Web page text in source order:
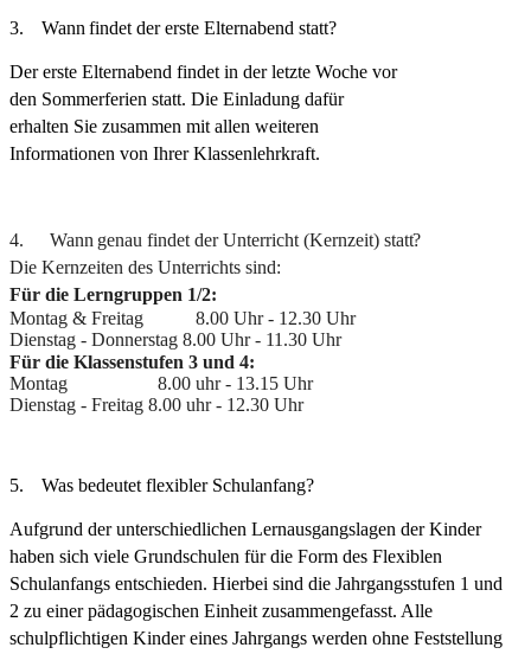
3. Wannfindet der erste Elternabend statt?
Der erste Elternabend findet in der letzte Woche vor
den Sommerferien statt. Die Einladung dafür
erhalten Sie zusammen mit allen weiteren
Informationen von Ihrer Klassenlehrkraft.
4. Wann genau findet der Unterricht (Kernzeit)statt?
Die Kernzeiten des Unterrichts sind:
Für die Lerngruppen 1/2:
Montag & Freitag 8.00 Uhr - 12.30 Uhr
Dienstag - Donnerstag 8.00 Uhr - 11.30 Uhr
Für die Klassenstufen 3 und 4:
Montag 8.00 uhr - 13.15 Uhr
Dienstag - Freitag 8.00 uhr - 12.30 Uhr
5. Was bedeutet flexibler Schulanfang?
Aufgrund der unterschiedlichen Lernausgangslagen der Kinder
haben sich viele Grundschulen für die Form des Flexiblen
Schulanfangs entschieden. Hierbei sind die Jahrgangsstufen 1 und
2 zu einer pädagogischen Einheit zusammengefasst. Alle
schulpflichtigen Kinder eines Jahrgangs werden ohne Feststellung